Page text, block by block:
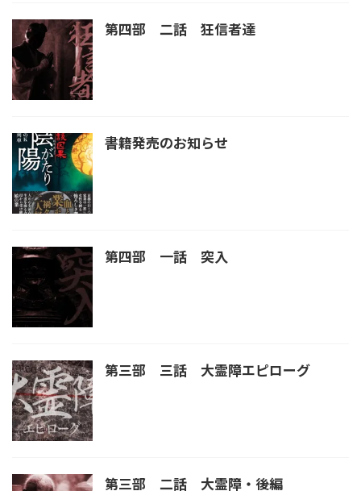
第四部 二話 狂信者達
書籍発売のお知らせ
第四部 一話 突入
第三部 三話 大霊障エピローグ
第三部 二話 大霊障・後編